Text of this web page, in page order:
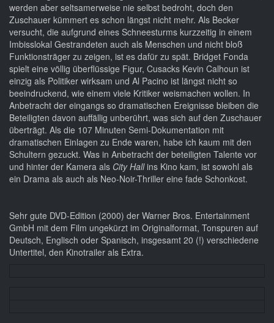
werden aber seltsamerweise nie selbst bedroht, doch den
Zuschauer kümmert es schon längst nicht mehr. Als Becker
versucht, die aufgrund eines Schneesturms kurzzeitig in einem
Imbisslokal Gestrandeten auch als Menschen und nicht bloß
Funktionsträger zu zeigen, ist es dafür zu spät. Bridget Fonda
spielt eine völlig überflüssige Figur, Cusacks Kevin Calhoun ist
einzig als Politiker wirksam und Al Pacino ist längst nicht so
beeindruckend, wie einem viele Kritiker weismachen wollen. In
Anbetracht der eingangs so dramatischen Ereignisse bleiben die
Beteiligten davon auffällig unberührt, was sich auf den Zuschauer
überträgt. Als die 107 Minuten Semi-Dokumentation mit
dramatischen Einlagen zu Ende waren, habe ich kaum mit den
Schultern gezuckt. Was in Anbetracht der beteiligten Talente vor
und hinter der Kamera als City Hallins Kino kam, ist sowohl als
ein Drama als auch als Neo-Noir-Thriller eine fade Schonkost.
Sehr gute DVD-Edition (2000) der Warner Bros. Entertainment
GmbH mit dem Film ungekürzt im Originalformat, Tonspuren auf
Deutsch, Englisch oder Spanisch, insgesamt 20 (!) verschiedene
Untertitel, den Kinotrailer als Extra.